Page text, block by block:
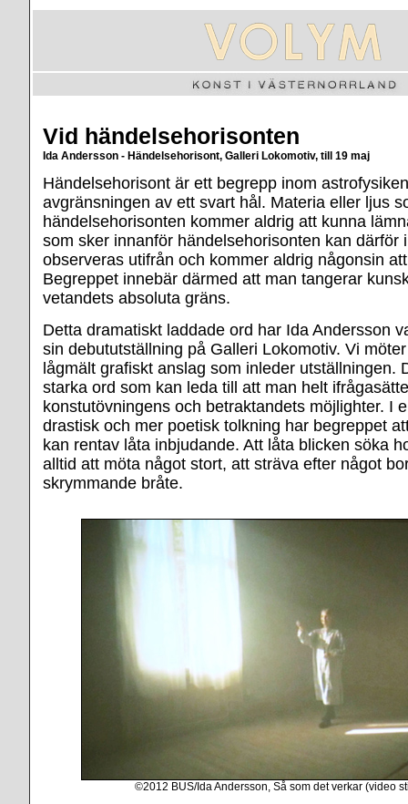
Vid händelsehorisonten
Ida Andersson - Händelsehorisont, Galleri Lokomotiv, till 19 maj
Händelsehorisont är ett begrepp inom
avgränsningen av ett svart hål. Materia eller ljus
händelsehorisonten kommer aldrig att kunna
som sker innanför händelsehorisonten kan därför
observeras utifrån och kommer aldrig någonsin
Begreppet innebär därmed att man tangerar
vetandets absoluta gräns.
Detta dramatiskt laddade ord har Ida Andersson
sin debututställning på Galleri Lokomotiv. Vi
lågmält grafiskt anslag som inleder utställningen.
starka ord som kan leda till att man helt
konstutövningens och betraktandets möjlighter. I
drastisk och mer poetisk tolkning har begreppet
kan rentav låta inbjudande. Att låta blicken söka
alltid att möta något stort, att sträva efter något
skrymmande bråte.
©2012 BUS/Ida Andersson, Så som det verkar (video